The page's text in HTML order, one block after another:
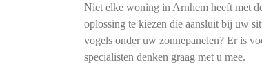
Niet elke woning in Arnhem heeft met
oplossing te kiezen die aansluit bij uw
vogels onder uw zonnepanelen? Er is
specialisten denken graag met u mee.